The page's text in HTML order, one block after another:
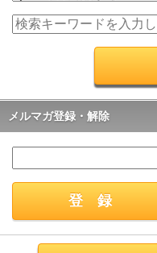
メルマガ登録・解除